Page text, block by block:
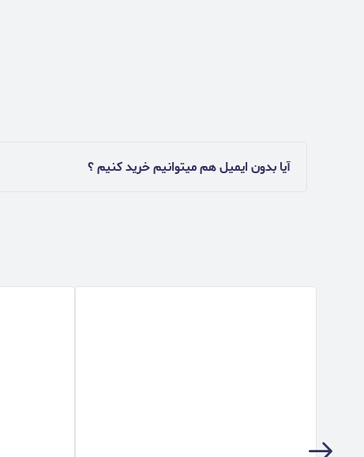
آیا بدون ایمیل هم میتوانیم خرید کنیم ؟